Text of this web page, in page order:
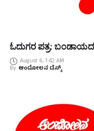
ಓದುಗರ ಪತ್ರ:
August 6, 1:42 AM
By ಆಂದೋಲನ ಡೆಸ್ಕ್